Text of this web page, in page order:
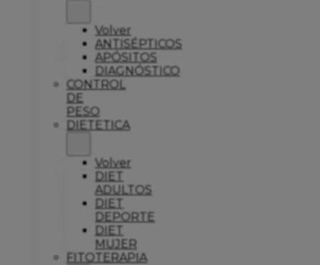
Volver
ANTISÉPTICOS
APÓSITOS
DIAGNÓSTICO
CONTROL
DE
PESO
DIETETICA
Volver
DIET
ADULTOS
DIET
DEPORTE
DIET
MUJER
FITOTERAPIA